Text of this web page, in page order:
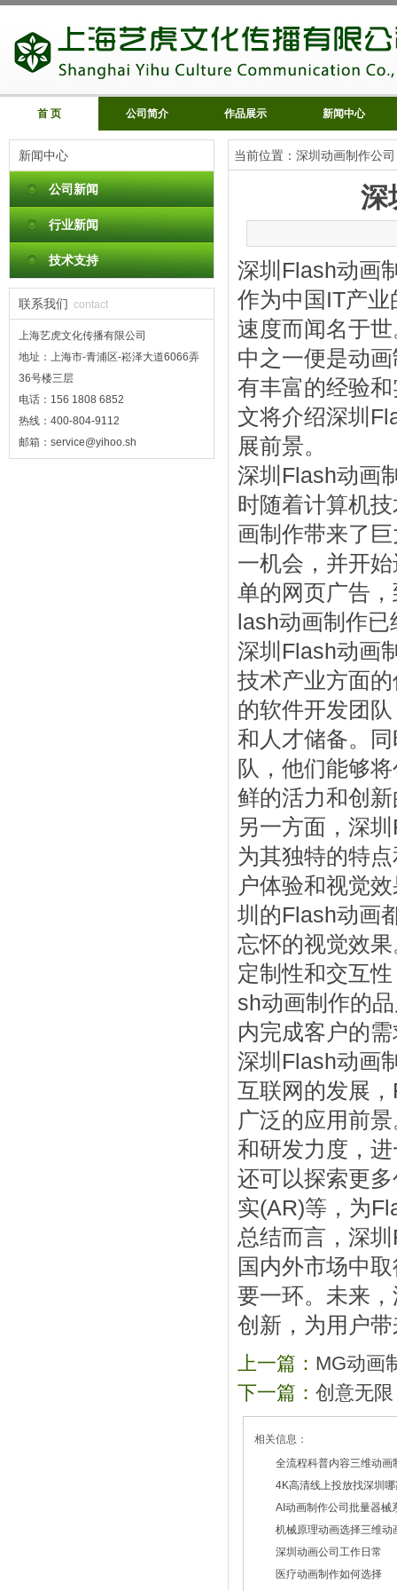
首 页 公司简介 作品展示 新闻中心
新闻中心
公司新闻
行业新闻
技术支持
联系我们 contact
上海艺虎文化传播有限公司
地址：上海市-青浦区-崧泽大道6066弄
36号楼三层
电话：156 1808 6852
热线：400-804-9112
邮箱：service@yihoo.sh
当前位置： 深圳动画制作公司
深
深圳Flash动画
作为中国IT产
速度而闻名于
中之一便是动
有丰富的经验
文将介绍深圳
展前景。
深圳Flash动画
时随着计算机
画制作带来了
一机会，并开
单的网页广告
lash动画制作
深圳Flash动画
技术产业方面
的软件开发团
和人才储备。
队，他们能够
鲜的活力和创
另一方面，深
为其独特的特
户体验和视觉
圳的Flash动画
忘怀的视觉效
定制性和交互
sh动画制作的
内完成客户的
深圳Flash动画
互联网的发展
广泛的应用前
和研发力度，
还可以探索更
实(AR)等，为
总结而言，深
国内外市场中
要一环。未来
创新，为用户
上一篇： MG动画
下一篇： 创意无
相关信息：
全流程科普内容三维动画
2026/07/29
4K高清线上投放找深圳
2026/07/27
AI动画制作公司批量器械
2026/07/22
机械原理动画选择三维动
2026/07/20
深圳动画公司工作日常
2026/02/28
医疗动画制作如何选择